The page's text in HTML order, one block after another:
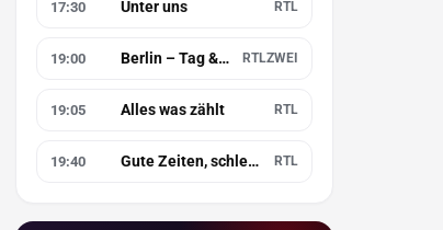
17:30 Unter uns RTL
19:00 Berlin – Tag & Nacht RTLZWEI
19:05 Alles was zählt RTL
19:40 Gute Zeiten, schlechte Zeiten RTL